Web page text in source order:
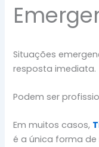
Situações
resposta imediata.
Podem ser
Em muitos casos,
é a única forma de